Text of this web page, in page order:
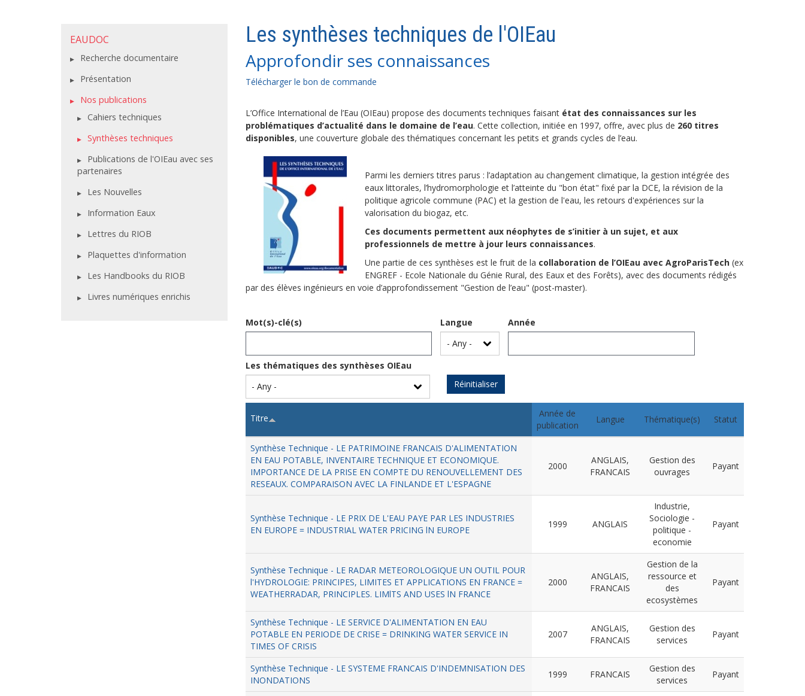
EAUDOC
Recherche documentaire
Présentation
Nos publications
Cahiers techniques
Synthèses techniques
Publications de l'OIEau avec ses
partenaires
Les Nouvelles
Information Eaux
Lettres du RIOB
Plaquettes d'information
Les Handbooks du RIOB
Livres numériques enrichis
Les synthèses techniques de l'OIEau
Approfondir ses connaissances
Télécharger le bon de commande
L’Office International de l’Eau (OIEau) propose des documents techniques faisant état des connaissances sur les
problématiques d’actualité dans le domaine de l’eau. Cette collection, initiée en 1997, offre, avec plus de 260 titres
disponibles, une couverture globale des thématiques concernant les petits et grands cycles de l’eau.
Parmi les derniers titres parus : l’adaptation au changement climatique, la gestion intégrée des
eaux littorales, l’hydromorphologie et l’atteinte du "bon état" fixé par la DCE, la révision de la
politique agricole commune (PAC) et la gestion de l'eau, les retours d'expériences sur la
valorisation du biogaz, etc.
Ces documents permettent aux néophytes de s’initier à un sujet, et aux
professionnels de mettre à jour leurs connaissances.
Une partie de ces synthèses est le fruit de la collaboration de l’OIEau avec AgroParisTech(ex
ENGREF - Ecole Nationale du Génie Rural, des Eaux et des Forêts), avec des documents rédigés
par des élèves ingénieurs en voie d’approfondissement "Gestion de l’eau" (post-master).
Mot(s)-clé(s) Langue Année
Les thématiques des synthèses OIEau
Réinitialiser
Titre
Année de
publication
Langue Thématique(s) Statut
Synthèse Technique - LE PATRIMOINE FRANCAIS D'ALIMENTATION
EN EAU POTABLE, INVENTAIRE TECHNIQUE ET ECONOMIQUE.
IMPORTANCE DE LA PRISE EN COMPTE DU RENOUVELLEMENT DES
RESEAUX. COMPARAISON AVEC LA FINLANDE ET L'ESPAGNE
2000
ANGLAIS,
FRANCAIS
Gestion des
ouvrages
Payant
Synthèse Technique - LE PRIX DE L'EAU PAYE PAR LES INDUSTRIES
EN EUROPE = INDUSTRIAL WATER PRICING lN EUROPE
1999 ANGLAIS
Industrie,
Sociologie -
politique -
economie
Payant
Synthèse Technique - LE RADAR METEOROLOGIQUE UN OUTIL POUR
l'HYDROLOGIE: PRINCIPES, LIMITES ET APPLICATIONS EN FRANCE =
WEATHERRADAR, PRINCIPLES. LIMlTS AND USES lN FRANCE
2000
ANGLAIS,
FRANCAIS
Gestion de la
ressource et
des
ecosystèmes
Payant
Synthèse Technique - LE SERVICE D'ALIMENTATION EN EAU
POTABLE EN PERIODE DE CRISE = DRINKING WATER SERVICE IN
TIMES OF CRISIS
2007
ANGLAIS,
FRANCAIS
Gestion des
services
Payant
Synthèse Technique - LE SYSTEME FRANCAIS D'INDEMNISATION DES
INONDATIONS
1999 FRANCAIS
Gestion des
services
Payant